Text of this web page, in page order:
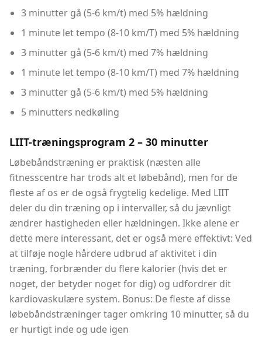
3 minutter gå (5-6 km/t) med 5% hældning
1 minute let tempo (8-10 km/T) med 5% hældning
3 minutter gå (5-6 km/t) med 7% hældning
1 minute let tempo (8-10 km/T) med 7% hældning
3 minutter gå (5-6 km/t) med 5% hældning
5 minutters nedkøling
LIIT-træningsprogram 2 – 30 minutter
Løbebåndstræning er praktisk (næsten alle
fitnesscentre har trods alt et løbebånd), men for de
fleste af os er de også frygtelig kedelige. Med LIIT
deler du din træning op i intervaller, så du jævnligt
ændrer hastigheden eller hældningen. Ikke alene er
dette mere interessant, det er også mere effektivt: Ved
at tilføje nogle hårdere udbrud af aktivitet i din
træning, forbrænder du flere kalorier (hvis det er
noget, der betyder noget for dig) og udfordrer dit
kardiovaskulære system. Bonus: De fleste af disse
løbebåndstræninger tager omkring 10 minutter, så du
er hurtigt inde og ude igen